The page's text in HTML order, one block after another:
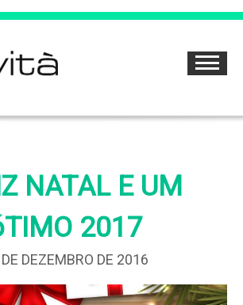
NATAL E UM
2017
DEZEMBRO DE 2016